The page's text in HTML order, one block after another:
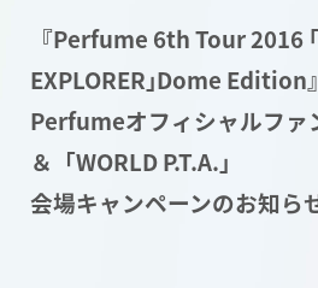
『Perfume 6th Tour 2016
EXPLORER｣Dome Edition
Perfumeオフィシャルファ
＆「WORLD P.T.A.」
会場キャンペーンのお知ら